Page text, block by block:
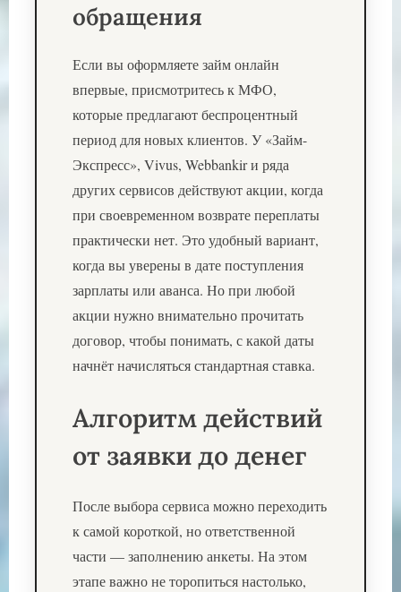
обращения
Если вы оформляете займ онлайн
впервые, присмотритесь к МФО,
которые предлагают беспроцентный
период для новых клиентов. У «Займ-
Экспресс», Vivus, Webbankir и ряда
других сервисов действуют акции, когда
при своевременном возврате переплаты
практически нет. Это удобный вариант,
когда вы уверены в дате поступления
зарплаты или аванса. Но при любой
акции нужно внимательно прочитать
договор, чтобы понимать, с какой даты
начнёт начисляться стандартная ставка.
Алгоритм действий
от заявки до денег
После выбора сервиса можно переходить
к самой короткой, но ответственной
части — заполнению анкеты. На этом
этапе важно не торопиться настолько,